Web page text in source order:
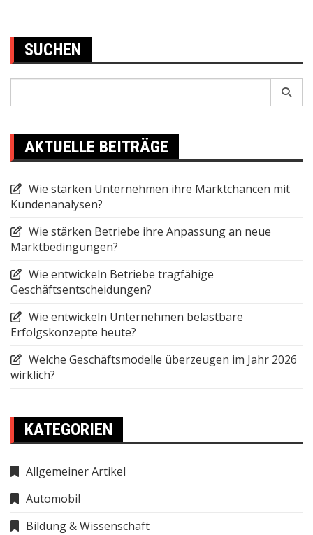
SUCHEN
AKTUELLE BEITRÄGE
Wie stärken Unternehmen ihre Marktchancen mit
Kundenanalysen?
Wie stärken Betriebe ihre Anpassung an neue
Marktbedingungen?
Wie entwickeln Betriebe tragfähige
Geschäftsentscheidungen?
Wie entwickeln Unternehmen belastbare
Erfolgskonzepte heute?
Welche Geschäftsmodelle überzeugen im Jahr 2026
wirklich?
KATEGORIEN
Allgemeiner Artikel
Automobil
Bildung & Wissenschaft